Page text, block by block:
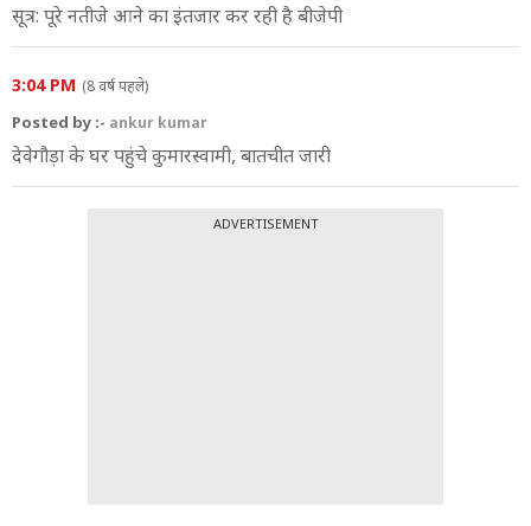
सूत्र: पूरे नतीजे आने का इंतजार कर रही है बीजेपी
3:04 PM (8 वर्ष पहले)
Posted by :- ankur kumar
देवेगौड़ा के घर पहुंचे कुमारस्‍वामी, बातचीत जारी
ADVERTISEMENT